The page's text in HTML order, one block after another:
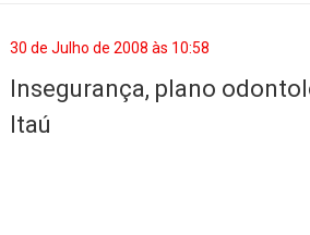
30 de Julho de 2008 às 10:58
Insegurança, plano
Itaú